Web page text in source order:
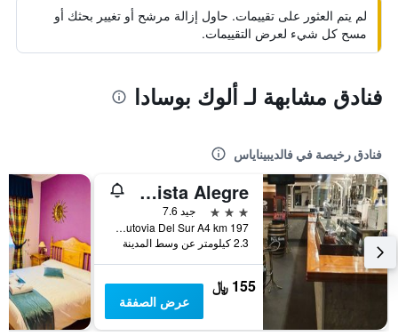
لم يتم العثور على تقييمات. حاول إزالة مرشح أو تغيير بحثك أو
مسح كل شيء لعرض التقييمات.
فنادق مشابهة لـ ألوك بوسادا
فنادق رخيصة في فالديبيناياس
Nuevo Hotel Vista Alegre
3 نجوم
جيد 7.6
Autovia Del Sur A4 km 197, فالديبيناياس, مقاطعة ثيوداد ريال, أسبانيا
2.3 كيلومتر عن وسط المدينة
155 ﷼
عرض الصفقة